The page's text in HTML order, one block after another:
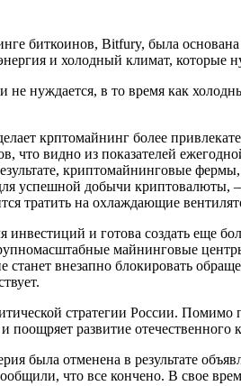
биткоинов, Bitfury, была
и холодный климат, которые
нуждается, в то время как
крптомайнинг более
что видно из показателей
криптомайнинговые
успешной добычи
тратить на охлаждающие
и готова создать еще
майнинговые
станет внезапно блокировать
стратегии России.
поощряет развитие
была отменена в результате
что все кончено. В свое